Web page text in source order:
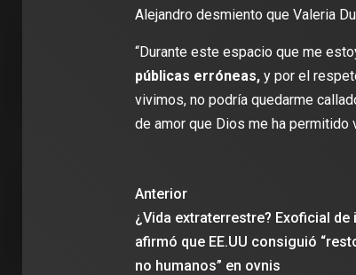
Alejandro desmiento que Valeria
“Durante este espacio que me
públicas erróneas,y por el
vivimos, no podría quedarme
de amor que Dios me ha permitido
Anterior
¿Vida extraterrestre? Exoficial de
afirmó que EE.UU consiguió
no humanos” en ovnis
2 min de lectura
James Rodríguez se une al Club
León: ‘Vengo a aportar con calidad y
con la ilusión de jugar el Mundial de